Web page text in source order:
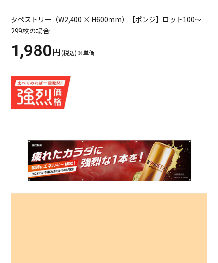
タペストリー（W2,400 × H600mm）【ポンジ】ロット100～
299枚の場合
1,980円(税込)※単価